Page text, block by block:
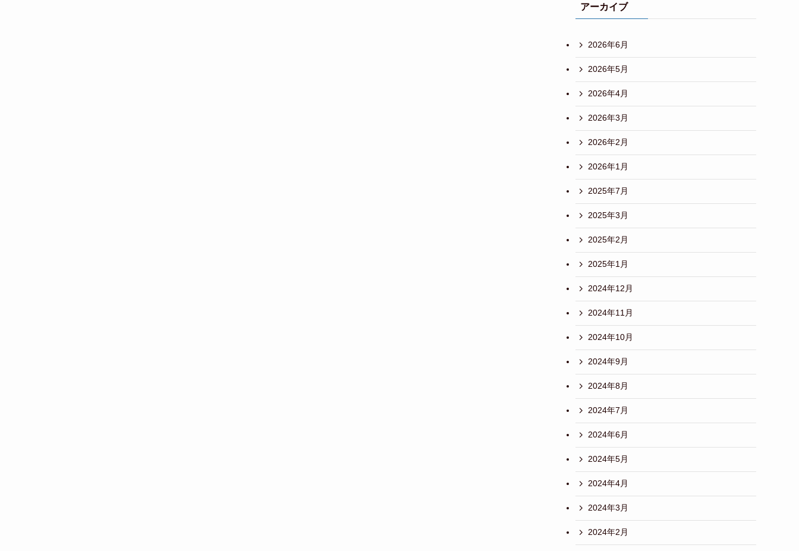
アーカイブ
2026年6月
2026年5月
2026年4月
2026年3月
2026年2月
2026年1月
2025年7月
2025年3月
2025年2月
2025年1月
2024年12月
2024年11月
2024年10月
2024年9月
2024年8月
2024年7月
2024年6月
2024年5月
2024年4月
2024年3月
2024年2月